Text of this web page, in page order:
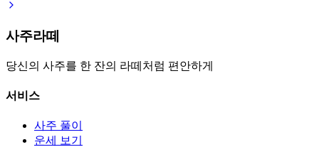
사주라떼
당신의 사주를 한 잔의 라떼처럼 편안하게
서비스
사주 풀이
운세 보기